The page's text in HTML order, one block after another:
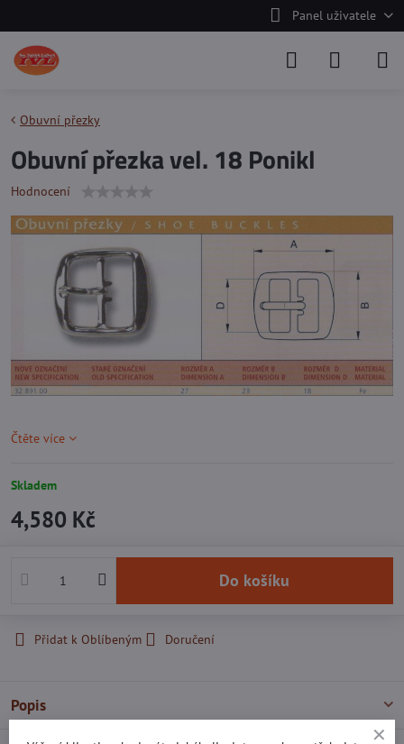
Panel uživatele
Obuvní přezky
Obuvní přezka vel. 18 Ponikl
Hodnocení
Čtěte více
Skladem
4,580 Kč
Do košíku
Přidat k Oblíbeným Doručení
Popis